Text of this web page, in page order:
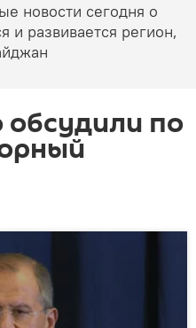
новости сегодня о
и развивается регион,
обсудили по